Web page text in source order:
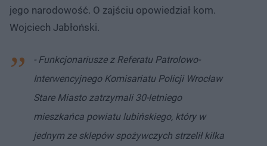
jego narodowość. O zajściu opowiedział kom.
Wojciech Jabłoński.
- Funkcjonariusze z Referatu Patrolowo-
Interwencyjnego Komisariatu Policji Wrocław
Stare Miasto zatrzymali 30-letniego
mieszkańca powiatu lubińskiego, który w
jednym ze sklepów spożywczych strzelił kilka